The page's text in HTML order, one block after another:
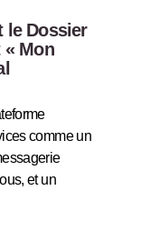
le Dossier
« Mon
comme un
et un